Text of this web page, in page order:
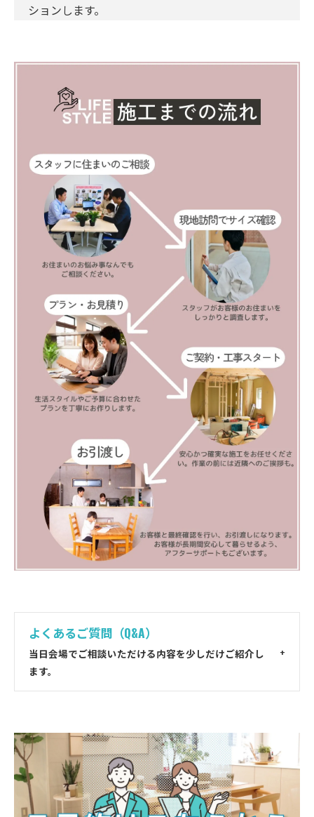
ションします。
よくあるご質問（Q&A）
当日会場でご相談いただける内容を少しだけご紹介し
ます。